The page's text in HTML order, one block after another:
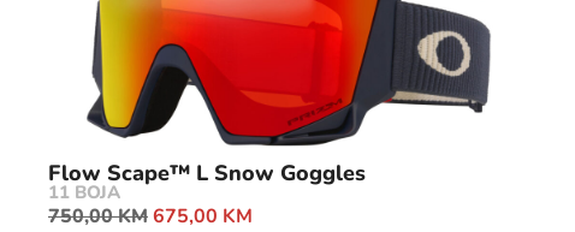
Flow Scape™ L Snow Goggles
11 BOJA
750,00KM675,00 KM